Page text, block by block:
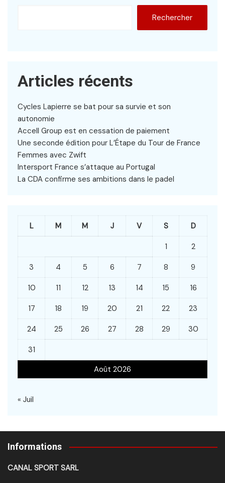
Rechercher
Articles récents
Cycles Lapierre se bat pour sa survie et son
autonomie
Accell Group est en cessation de paiement
Une seconde édition pour L’Étape du Tour de France
Femmes avec Zwift
Intersport France s’attaque au Portugal
La CDA confirme ses ambitions dans le padel
Août 2026
L M M J V S D
1 2
3 4 5 6 7 8 9
10 11 12 13 14 15 16
17 18 19 20 21 22 23
24 25 26 27 28 29 30
31
« Juil
Informations
CANAL SPORT SARL